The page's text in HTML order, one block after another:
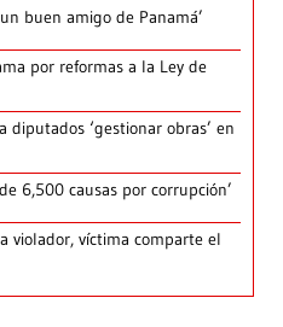
buen amigo de Panamá’
por reformas a la Ley de
diputados ‘gestionar obras’ en
6,500 causas por corrupción’
violador, víctima comparte el